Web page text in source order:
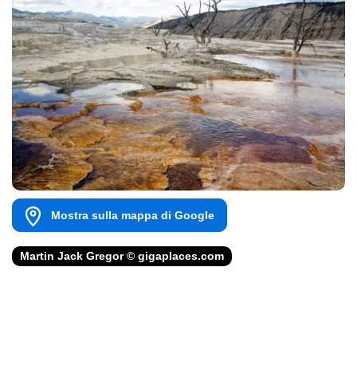
Mostra sulla mappa di Google
Martin Jack Gregor © gigaplaces.com